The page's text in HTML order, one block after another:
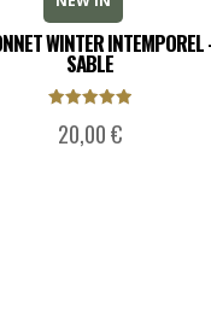
WINTER
SABLE
5.00
sur 5
20,00€